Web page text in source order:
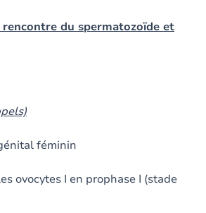
rencontre du spermatozoïde et
féminin
ovocytes I en prophase I (stade